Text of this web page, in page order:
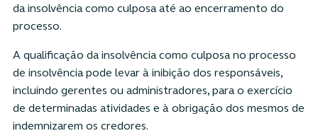
da insolvência como culposa até ao encerramento do
processo.
A qualificação da insolvência como culposa no processo
de insolvência pode levar à inibição dos responsáveis,
incluindo gerentes ou administradores, para o exercício
de determinadas atividades e à obrigação dos mesmos de
indemnizarem os credores.